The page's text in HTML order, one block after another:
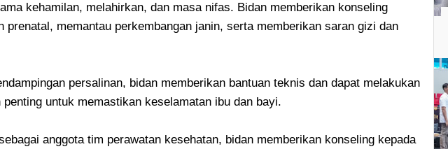
kehamilan, melahirkan, dan masa nifas. Bidan memberikan konseling
prenatal, memantau perkembangan janin, serta memberikan saran gizi dan
persalinan, bidan memberikan bantuan teknis dan dapat melakukan
untuk memastikan keselamatan ibu dan bayi.
anggota tim perawatan kesehatan, bidan memberikan konseling kepada